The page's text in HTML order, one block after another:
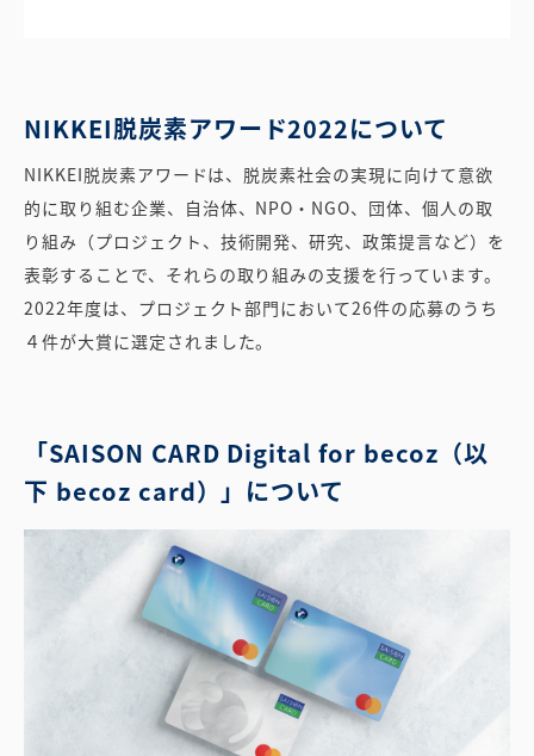
NIKKEI脱炭素アワード2022について
NIKKEI脱炭素アワードは、脱炭素社会の実現に向けて意欲
的に取り組む企業、自治体、NPO・NGO、団体、個人の取
り組み（プロジェクト、技術開発、研究、政策提言など）を
表彰することで、それらの取り組みの支援を行っています。
2022年度は、プロジェクト部門において26件の応募のうち
４件が大賞に選定されました。
「SAISON CARD Digital for becoz（以
下 becoz card）」について